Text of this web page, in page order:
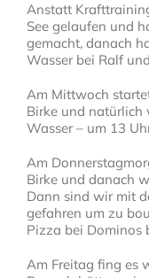
Anstatt
See gelaufen und
gemacht, danach
Wasser bei Ralf
Am Mittwoch
Birke und natürlich
Wasser – um 13
Am
Birke und danach
Dann sind wir mit
gefahren um zu
Pizza bei Dominos
Am Freitag fing es